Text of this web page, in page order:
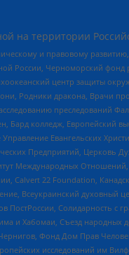
на территории
и правовому
России, Черноморский фонд
центр защиты
Родники дракона, Врачи
преследований
Бард колледж, Европейский
Евангельских
Предприятий, Церковь
Международных
Calvert 22 Foundation,
Всеукраинский духовный
Солидарность с
и Хабомаи, Съезд
Фонд Дом Прав
исследований им